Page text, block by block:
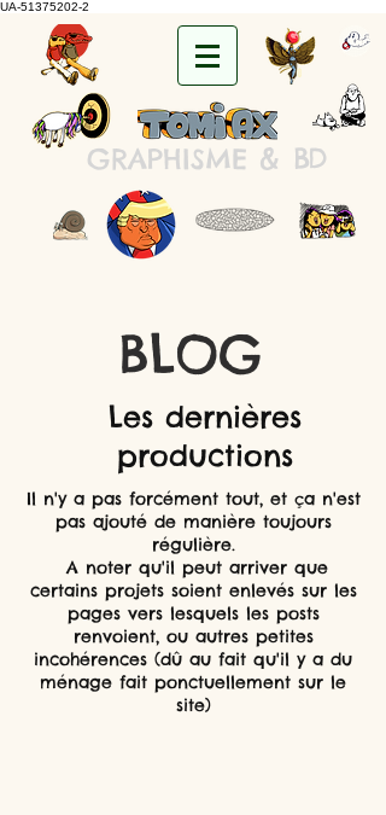
UA-51375202-2
GRAPHISME & BD
BLOG
Les dernières
productions
Il n'y a pas forcément tout, et ça n'est
pas ajouté de manière toujours
régulière.
A noter qu'il peut arriver que
certains projets soient enlevés sur les
pages vers lesquels les posts
renvoient, ou autres petites
incohérences (dû au fait qu'il y a du
ménage fait ponctuellement sur le
site)